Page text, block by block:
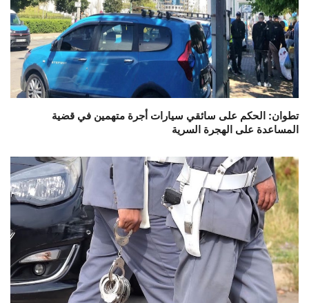
تطوان: الحكم على سائقي سيارات أجرة متهمين في قضية
المساعدة على الهجرة السرية